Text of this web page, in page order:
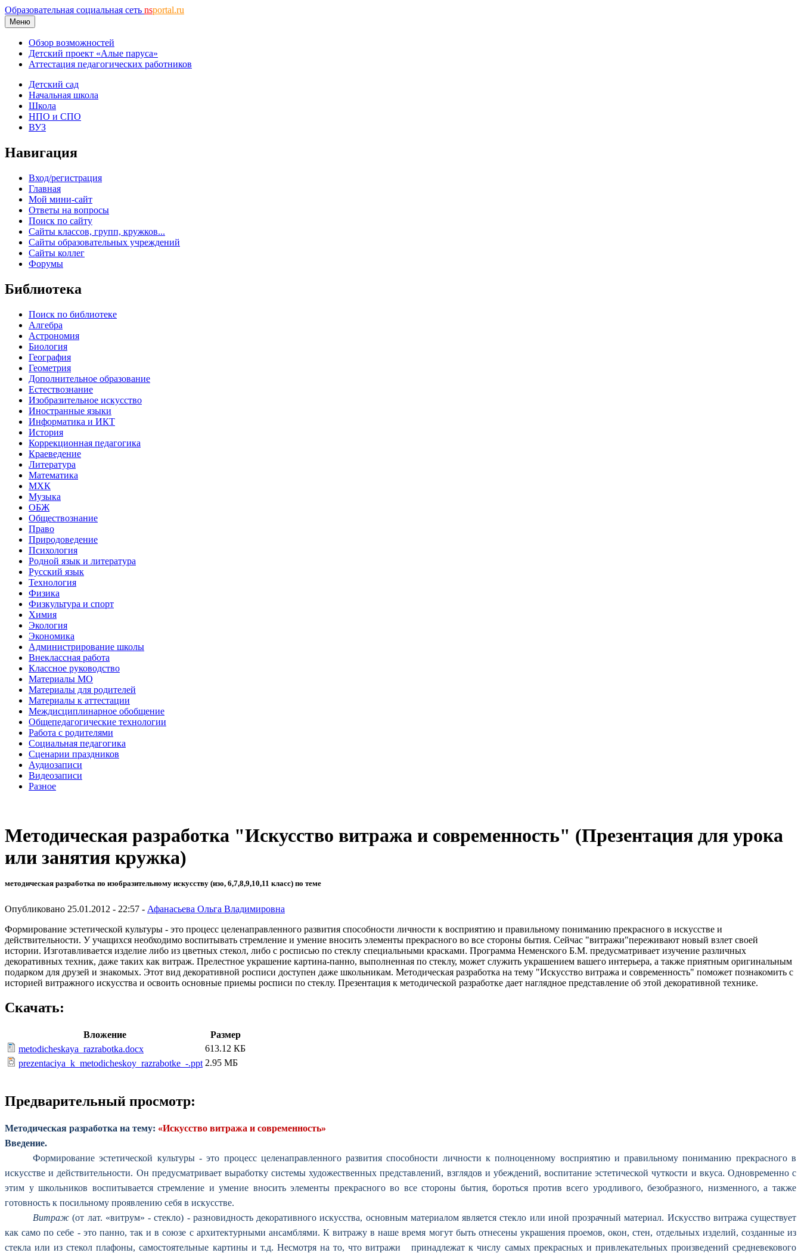
Образовательная социальная сеть nsportal.ru
Меню
Обзор возможностей
Детский проект «Алые паруса»
Аттестация педагогических работников
Детский сад
Начальная школа
Школа
НПО и СПО
ВУЗ
Навигация
Вход/регистрация
Главная
Мой мини-сайт
Ответы на вопросы
Поиск по сайту
Сайты классов, групп, кружков...
Сайты образовательных учреждений
Сайты коллег
Форумы
Библиотека
Поиск по библиотеке
Алгебра
Астрономия
Биология
География
Геометрия
Дополнительное образование
Естествознание
Изобразительное искусство
Иностранные языки
Информатика и ИКТ
История
Коррекционная педагогика
Краеведение
Литература
Математика
МХК
Музыка
ОБЖ
Обществознание
Право
Природоведение
Психология
Родной язык и литература
Русский язык
Технология
Физика
Физкультура и спорт
Химия
Экология
Экономика
Администрирование школы
Внеклассная работа
Классное руководство
Материалы МО
Материалы для родителей
Материалы к аттестации
Междисциплинарное обобщение
Общепедагогические технологии
Работа с родителями
Социальная педагогика
Сценарии праздников
Аудиозаписи
Видеозаписи
Разное
Методическая разработка "Искусство витража и современность" (Презентация для урока
или занятия кружка)
методическая разработка по изобразительному искусству (изо, 6,7,8,9,10,11 класс) по теме
Опубликовано 25.01.2012 - 22:57 - Афанасьева Ольга Владимировна
Формирование эстетической культуры - это процесс целенаправленного развития способности личности к восприятию и правильному пониманию прекрасного в искусстве и
действительности. У учащихся необходимо воспитывать стремление и умение вносить элементы прекрасного во все стороны бытия. Сейчас "витражи"переживают новый взлет своей
истории. Изготавливается изделие либо из цветных стекол, либо с росписью по стеклу специальными красками. Программа Неменского Б.М. предусматривает изучение различных
декоративных техник, даже таких как витраж. Прелестное украшение картина-панно, выполненная по стеклу, может служить украшением вашего интерьера, а также приятным оригинальным
подарком для друзей и знакомых. Этот вид декоративной росписи доступен даже школьникам. Методическая разработка на тему "Искусство витража и современность" поможет познакомить с
историей витражного искусства и освоить основные приемы росписи по стеклу. Презентация к методической разработке дает наглядное представление об этой декоративной технике.
Скачать:
Вложение
Размер
metodicheskaya_razrabotka.docx
613.12 КБ
prezentaciya_k_metodicheskoy_razrabotke_-.ppt 2.95 МБ
Предварительный просмотр:
Методическая разработка на тему: «Искусство витража и современность»
Введение.
Формирование эстетической культуры - это процесс целенаправленного развития способности личности к полноценному восприятию и правильному пониманию прекрасного в
искусстве и действительности. Он предусматривает выработку системы художественных представлений, взглядов и убеждений, воспитание эстетической чуткости и вкуса. Одновременно с
этим у школьников воспитывается стремление и умение вносить элементы прекрасного во все стороны бытия, бороться против всего уродливого, безобразного, низменного, а также
готовность к посильному проявлению себя в искусстве.
Витраж (от лат. «витрум» - стекло) - разновидность декоративного искусства, основным материалом является стекло или иной прозрачный материал. Искусство витража существует
как само по себе - это панно, так и в союзе с архитектурными ансамблями. К витражу в наше время могут быть отнесены украшения проемов, окон, стен, отдельных изделий, созданные из
стекла или из стекол плафоны, самостоятельные картины и т.д. Несмотря на то, что витражи принадлежат к числу самых прекрасных и привлекательных произведений средневекового